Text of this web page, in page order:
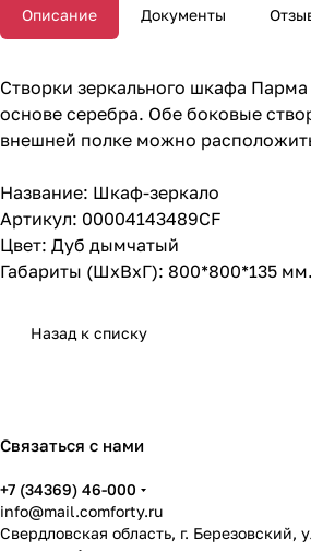
Описание Документы
Створки зеркального шкафа
основе серебра. Обе боковые
внешней полке можно
Название: Шкаф-зеркало
Артикул: 00004143489CF
Цвет: Дуб дымчатый
Габариты (ШхВхГ): 800*800*135 мм.
Назад к списку
Связаться с нами
+7 (34369) 46-000
info@mail.comforty.ru
Свердловская область, г. Березовский,